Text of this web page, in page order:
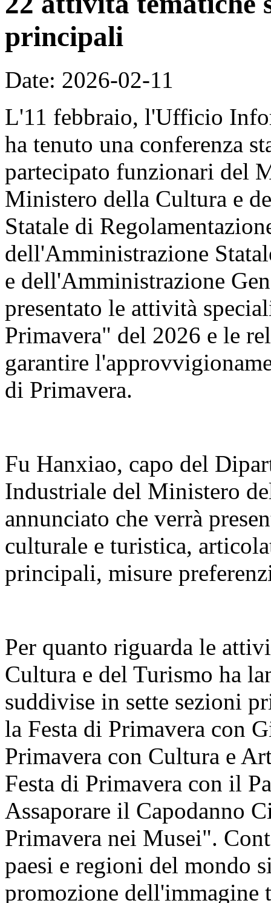
principali
Date: 2026-02-11
L'11 febbraio, l'Ufficio
ha tenuto una conferenza
partecipato funzionari del
Ministero della Cultura e
Statale di
dell'Amministrazione
e dell'Amministrazione
presentato le attività
Primavera" del 2026 e le
garantire
di Primavera.
Fu Hanxiao, capo del
Industriale del Ministero
annunciato che verrà
culturale e turistica,
principali, misure
Per quanto riguarda le
Cultura e del Turismo ha
suddivise in sette sezioni
la Festa di Primavera con
Primavera con Cultura e
Festa di Primavera con il
Assaporare il Capodanno
Primavera nei Musei".
paesi e regioni del mondo
promozione dell'immagine